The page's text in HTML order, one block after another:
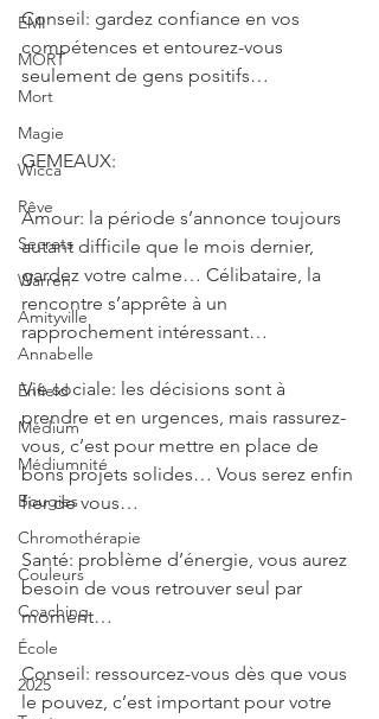
EMI
MORT
Mort
Magie
Wicca
Rêve
Secrets
Warren
Amityville
Annabelle
Enfield
Médium
Médiumnité
Bougies
Chromothérapie
Couleurs
Coaching
École
2025
Conseil: gardez confiance en vos
compétences et entourez-vous
seulement de gens positifs…
GEMEAUX:
Amour: la période s’annonce toujours
autant difficile que le mois dernier,
gardez votre calme… Célibataire, la
rencontre s’apprête à un
rapprochement intéressant…
Vie sociale: les décisions sont à
prendre et en urgences, mais rassurez-
vous, c’est pour mettre en place de
bons projets solides… Vous serez enfin
fier de vous…
Santé: problème d’énergie, vous aurez
besoin de vous retrouver seul par
moment…
Conseil: ressourcez-vous dès que vous
le pouvez, c’est important pour votre